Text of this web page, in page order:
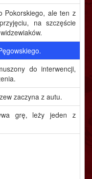
Pokorskiego, ale ten z
na szczęście
do interwencji,
zaczyna z autu.
grę, leży jeden z